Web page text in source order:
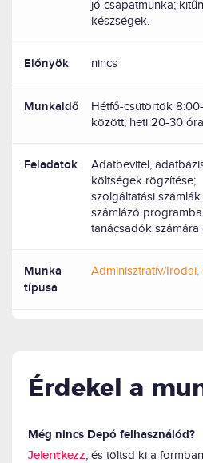
jó csapatmunka;
készségek.
Előnyök nincs
Munkaidő
Hétfő-csütörtök
között, heti 20-30
Feladatok
Adatbevitel,
költségek rögzítése;
szolgáltatási
számlázó
tanácsadók számára
Munka
típusa
Adminisztratív/
Érdekel a
Még nincs Depó felhasználód?
Jelentkezz, és töltsd ki a